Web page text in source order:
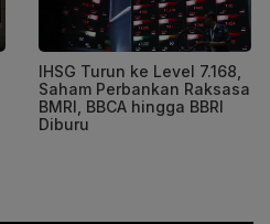
IHSG Turun ke Level 7.168,
Saham Perbankan Raksasa
BMRI, BBCA hingga BBRI
Diburu